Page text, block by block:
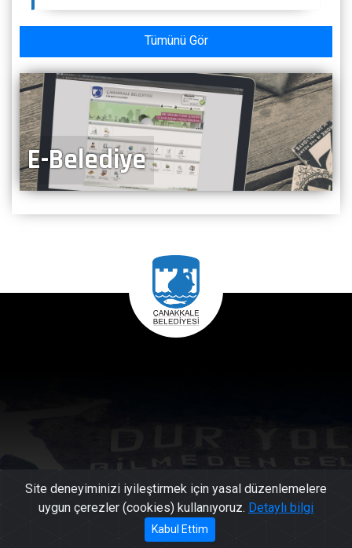
Tümünü Gör
E-Belediye
Site deneyiminizi iyileştirmek için yasal düzenlemelere
uygun çerezler (cookies) kullanıyoruz. Detaylı bilgi
Kabul Ettim
Başkan'a Mesaj